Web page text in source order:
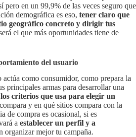
pero en un 99,9% de las veces seguro que
demográfica es eso, tener claro que
geográfico concreto y dirigir tus
el que más oportunidades tiene de
del usuario
como consumidor, como prepara la
principales armas para desarrollar una
criterios que usa para elegir un
y en qué sitios compara con la
de compra es ocasional, si es
a establecer un perfil y a
organizar mejor tu campaña.